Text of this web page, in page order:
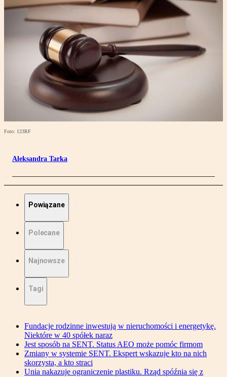
Foto: 123RF
Aleksandra Tarka
Powiązane
Polecane
Najnowsze
Tagi
Fundacje rodzinne inwestują w nieruchomości i energetykę.
Niektóre w 40 spółek naraz
Jest sposób na SENT. Status AEO może pomóc firmom
Zmiany w systemie SENT. Ekspert wskazuje kto na nich
skorzysta, a kto straci
Unia nakazuje ograniczenie plastiku. Rząd spóźnia się z